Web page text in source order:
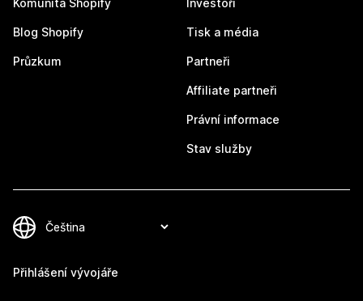
Komunita Shopify
Blog Shopify
Průzkum
Investoři
Tisk a média
Partneři
Affiliate partneři
Právní informace
Stav služby
Přihlášení vývojáře